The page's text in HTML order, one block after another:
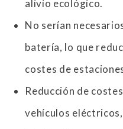
alivio ecológico.
No serían
batería, lo que
costes de
Reducción de
vehículos